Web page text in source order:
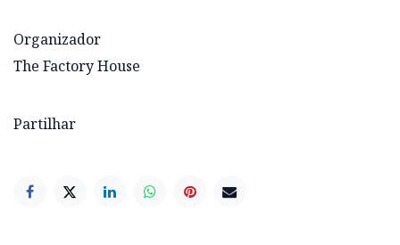
Organizador
The Factory House
Partilhar